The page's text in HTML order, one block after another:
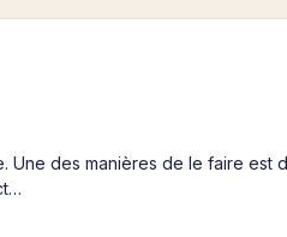
Une des manières de le faire est